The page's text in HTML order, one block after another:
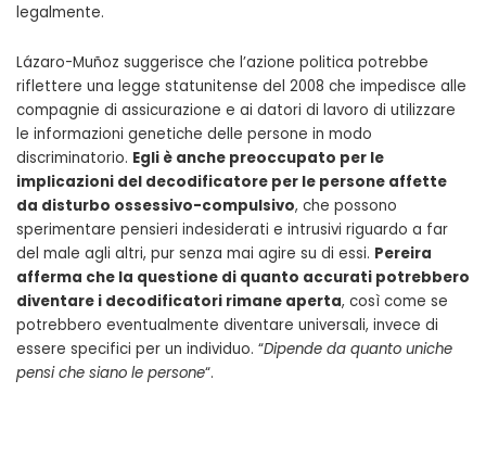
legalmente.
Lázaro-Muñoz suggerisce che l’azione politica potrebbe
riflettere una legge statunitense del 2008 che impedisce alle
compagnie di assicurazione e ai datori di lavoro di utilizzare
le informazioni genetiche delle persone in modo
discriminatorio. Egli è anche preoccupato per le
implicazioni del decodificatore per le persone affette
da disturbo ossessivo-compulsivo, che possono
sperimentare pensieri indesiderati e intrusivi riguardo a far
del male agli altri, pur senza mai agire su di essi. Pereira
afferma che la questione di quanto accurati potrebbero
diventare i decodificatori rimane aperta, così come se
potrebbero eventualmente diventare universali, invece di
essere specifici per un individuo. “Dipende da quanto uniche
pensi che siano le persone“.